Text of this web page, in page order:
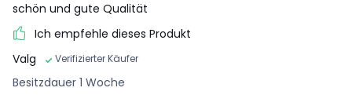
schön und gute Qualität
Ich empfehle dieses Produkt
Valg
Verifizierter Käufer
Besitzdauer 1 Woche